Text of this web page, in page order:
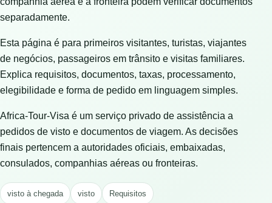
separadamente.
Esta página é para primeiros visitantes, turistas, viajantes
de negócios, passageiros em trânsito e visitas familiares.
Explica requisitos, documentos, taxas, processamento,
elegibilidade e forma de pedido em linguagem simples.
Africa-Tour-Visa é um serviço privado de assistência a
pedidos de visto e documentos de viagem. As decisões
finais pertencem a autoridades oficiais, embaixadas,
consulados, companhias aéreas ou fronteiras.
visto à chegada visto Requisitos